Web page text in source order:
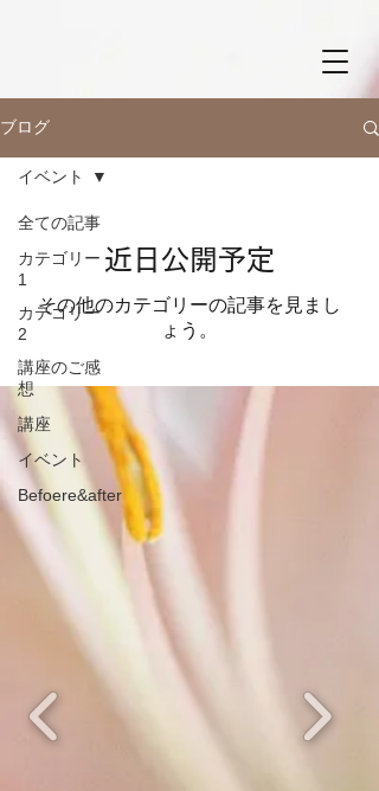
ブログ
全ての記事
カテゴリー
1
カテゴリー
2
講座のご感
想
講座
イベント
Befoere&after
イベント
近日公開予定
その他のカテゴリーの記事を見まし
ょう。